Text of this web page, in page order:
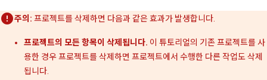
주의: 프로젝트를 삭제하면 다음과 같은 효과가 발생합니다.
프로젝트의 모든 항목이 삭제됩니다. 이 튜토리얼의 기존 프로젝트를 사
용한 경우 프로젝트를 삭제하면 프로젝트에서 수행한 다른 작업도 삭제
됩니다.